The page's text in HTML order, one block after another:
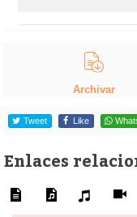
Archivar
Tweet Like
Enlaces